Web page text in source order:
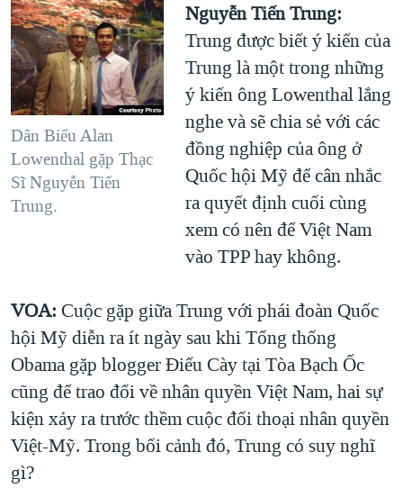
Dân Biểu Alan
Lowenthal gặp Thạc
Sĩ Nguyễn Tiến
Trung.
Nguyễn Tiến Trung:
Trung được biết ý kiến của
Trung là một trong những
ý kiến ông Lowenthal lắng
nghe và sẽ chia sẻ với các
đồng nghiệp của ông ở
Quốc hội Mỹ để cân nhắc
ra quyết định cuối cùng
xem có nên để Việt Nam
vào TPP hay không.
VOA: Cuộc gặp giữa Trung với phái đoàn Quốc
hội Mỹ diễn ra ít ngày sau khi Tổng thống
Obama gặp blogger Điếu Cày tại Tòa Bạch Ốc
cũng để trao đổi về nhân quyền Việt Nam, hai sự
kiện xảy ra trước thềm cuộc đối thoại nhân quyền
Việt-Mỹ. Trong bối cảnh đó, Trung có suy nghĩ
gì?